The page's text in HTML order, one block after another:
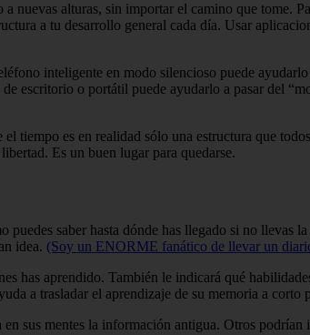
nuevas alturas, sin importar el camino que tome.
a tu desarrollo general cada día. Usar
inteligente en modo silencioso puede
escritorio o portátil puede ayudarlo a pasar del
tiempo es en realidad sólo una estructura que
Es un buen lugar para quedarse.
saber hasta dónde has llegado si no llevas
idea. (Soy un ENORME fanático de llevar un
has aprendido. También le indicará qué
a trasladar el aprendizaje de su memoria a
sus mentes la información antigua. Otros